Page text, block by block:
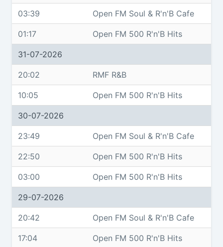
03:39 Open FM Soul & R'n'B Cafe
01:17 Open FM 500 R'n'B Hits
31-07-2026
20:02 RMF R&B
10:05 Open FM 500 R'n'B Hits
30-07-2026
23:49 Open FM Soul & R'n'B Cafe
22:50 Open FM 500 R'n'B Hits
03:00 Open FM 500 R'n'B Hits
29-07-2026
20:42 Open FM Soul & R'n'B Cafe
17:04 Open FM 500 R'n'B Hits